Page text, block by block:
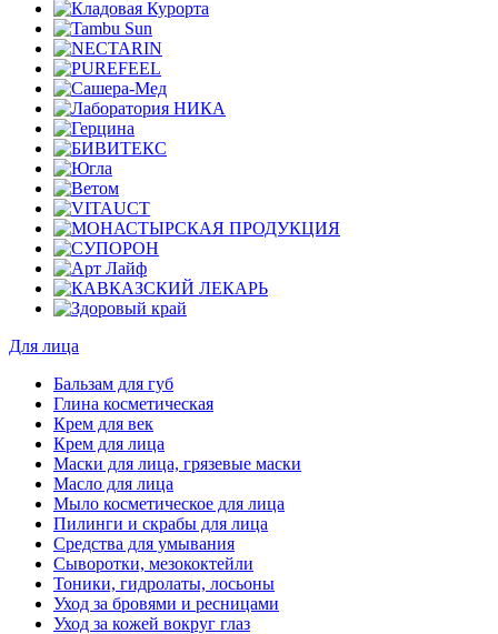
Для лица
Бальзам для губ
Глина косметическая
Крем для век
Крем для лица
Маски для лица, грязевые маски
Масло для лица
Мыло косметическое для лица
Пилинги и скрабы для лица
Средства для умывания
Сыворотки, мезококтейли
Тоники, гидролаты, лосьоны
Уход за бровями и ресницами
Уход за кожей вокруг глаз